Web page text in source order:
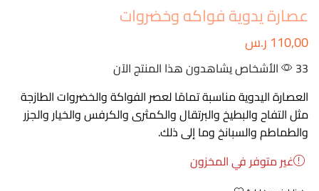
عصارة يدوية فواكه وخضروات
110,00 ر.س
33 الأشخاص يشاهدون هذا المنتج الآن
العصارة اليدوية مناسبة تمامًا لعصر الفواكة والخضروات الطازجة
مثل التفاح والبطيخ والبرتقال والكمثرى والكرفس والخيار والجزر
والطماطم والسبانخ وما إلى ذلك.
غير متوفر في المخزون